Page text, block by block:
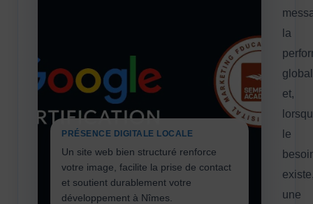
PRÉSENCE DIGITALE LOCALE
Un site web bien structuré renforce
votre image, facilite la prise de contact
et soutient durablement votre
développement à Nîmes.
la
et,
le
une